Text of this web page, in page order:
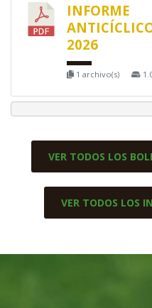
INFORME
2026
1 archivo(s)
VER TODOS LOS
VER TODOS LOS